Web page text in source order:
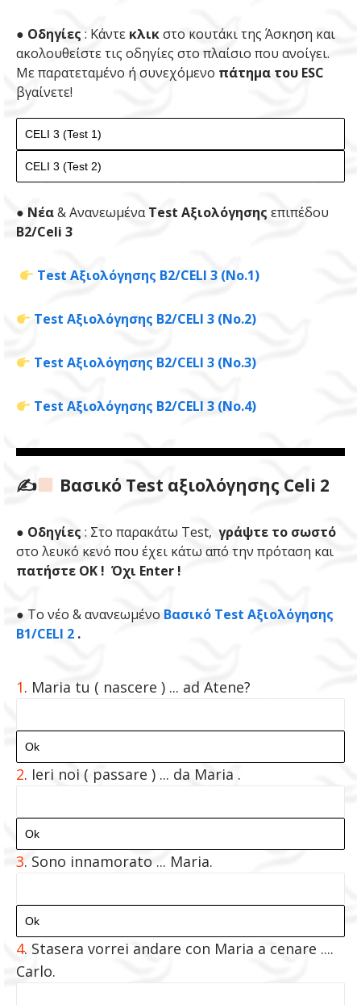
● Οδηγίες : Κάντε κλικστο κουτάκι της Άσκηση και
ακολουθείστε τις οδηγίες στο πλαίσιο που ανοίγει.
Με παρατεταμένο ή συνεχόμενο πάτημα του ESC
βγαίνετε!
● Νέα& ΑνανεωμέναTest Αξιολόγησης επιπέδου
B2/Celi 3
Test Αξιολόγησης Β2/CELI 3 (Νο.1)
Test Αξιολόγησης Β2/CELI 3 (Νο.2)
Test Αξιολόγησης Β2/CELI 3 (Νο.3)
Test Αξιολόγησης Β2/CELI 3 (Νο.4)
✍ Βασικό Test αξιολόγησης Celi 2
● Οδηγίες : Στο παρακάτω Test, γράψτε το σωστό
στο λευκό κενό που έχει κάτω από την πρόταση και
πατήστε ΟΚ ! Όχι Enter !
● To νέο & ανανεωμένο Βασικό Test Αξιολόγησης
Β1/CELI 2.
1. Maria tu ( nascere ) ... ad Atene?
2. Ieri noi ( passare ) ... da Maria .
3. Sono innamorato ... Maria.
4. Stasera vorrei andare con Maria a cenare ....
Carlo.